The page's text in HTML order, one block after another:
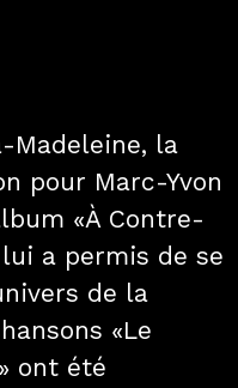
Madeleine, la
pour Marc-Yvon
«À Contre-
lui a permis de se
de la
«Le
ont été